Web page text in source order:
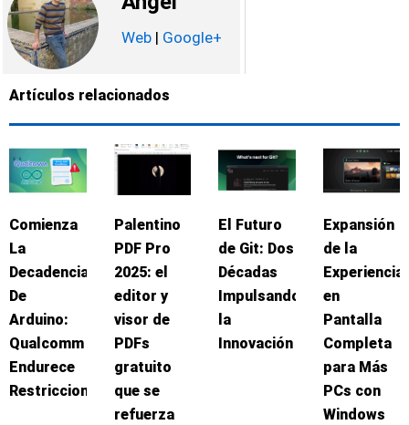
Web| Google+
Artículos relacionados
Comienza
La
Decadencia
De
Arduino:
Qualcomm
Endurece
Restricciones
Palentino
PDF Pro
2025: el
editor y
visor de
PDFs
gratuito
que se
refuerza
El Futuro
de Git: Dos
Décadas
Impulsando
la
Innovación
Expansión
de la
Experiencia
en
Pantalla
Completa
para Más
PCs con
Windows